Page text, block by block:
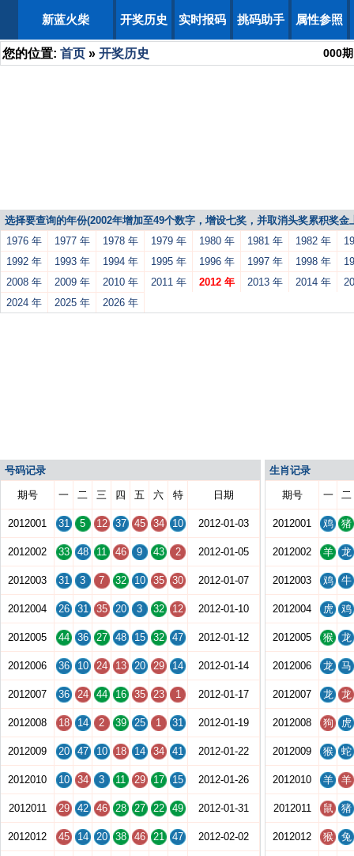
新蓝火柴 开奖历史 实时报码 挑码助手 属性参照
您的位置: 首页 » 开奖历史 000期
选择要查询的年份(2002年增加至49个数字，增设七奖，并取消头奖累积奖
1976 年
1977 年 1978 年 1979 年 1980 年 1981 年 1982 年
1992 年
1993 年 1994 年 1995 年 1996 年 1997 年 1998 年
2008 年
2009 年 2010 年 2011 年 2012 年 2013 年 2014 年
2024 年
2025 年 2026 年
号码记录
期号 一 二 三 四 五 六 特 日期
2012001 31 5 12 37 45 34 10 2012-01-03
2012002 33 48 11 46 9 43 2 2012-01-05
2012003 31 3 7 32 10 35 30 2012-01-07
2012004 26 31 35 20 3 32 12 2012-01-10
2012005 44 36 27 48 15 32 47 2012-01-12
2012006 36 10 24 13 20 29 14 2012-01-14
2012007 36 24 44 16 35 23 1 2012-01-17
2012008 18 14 2 39 25 1 31 2012-01-19
2012009 20 47 10 18 14 34 41 2012-01-22
2012010 10 34 3 11 29 17 15 2012-01-26
2012011 29 42 46 28 27 22 49 2012-01-31
2012012 45 14 20 38 46 21 47 2012-02-02
生肖记录
期号 一 二
2012001 鸡 猪
2012002 羊 龙
2012003 鸡 牛
2012004 虎 鸡
2012005 猴 龙
2012006 龙 马
2012007 龙 龙
2012008 狗 虎
2012009 猴 蛇
2012010 羊 羊
2012011 鼠 猪
2012012 猴 兔